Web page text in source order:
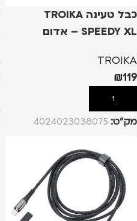
כבל טעינה TROIKA
SPEEDY XL – אדום
TROIKA
₪119
הוספה לסל
מק”ט: 4024023038075